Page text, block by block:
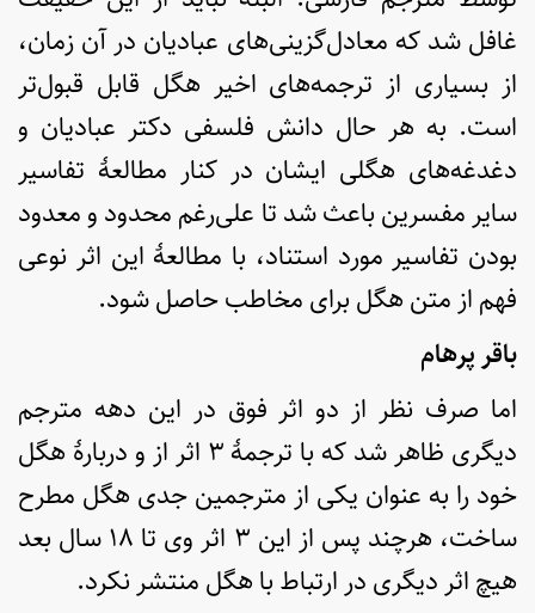
غافل شد که معادل‌گزینی‌های عبادیان در آن زمان،
از بسیاری از ترجمه‌های اخیر هگل قابل قبول‌تر
است. به هر حال دانش فلسفی دکتر عبادیان و
دغدغه‌های هگلی ایشان در کنار مطالعۀ تفاسیر
سایر مفسرین باعث شد تا علی‌رغم محدود و معدود
بودن تفاسیر مورد استناد، با مطالعۀ این اثر نوعی
فهم از متن هگل برای مخاطب حاصل شود.
باقر پرهام
اما صرف نظر از دو اثر فوق در این دهه مترجم
دیگری ظاهر شد که با ترجمۀ ۳ اثر از و دربارۀ هگل
خود را به عنوان یکی از مترجمین جدی هگل مطرح
ساخت، هرچند پس از این ۳ اثر وی تا ۱۸ سال بعد
هیچ اثر دیگری در ارتباط با هگل منتشر نکرد.